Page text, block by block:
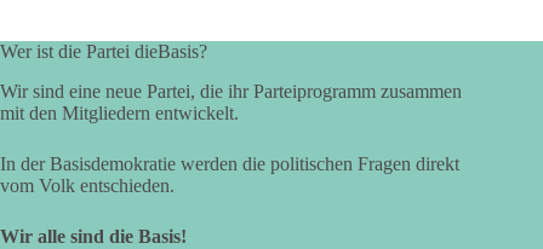
Wer ist die Partei dieBasis?
Wir sind eine neue Partei, die ihr Parteiprogramm zusammen
mit den Mitgliedern entwickelt.
In der Basisdemokratie werden die politischen Fragen direkt
vom Volk entschieden.
Wir alle sind die Basis!